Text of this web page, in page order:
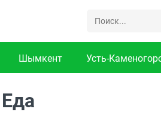
Шымкент Усть-